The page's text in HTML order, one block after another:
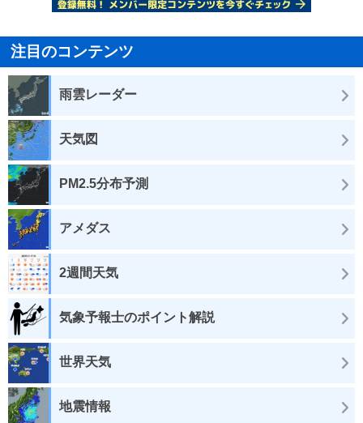
注目のコンテンツ
雨雲レーダー
天気図
PM2.5分布予測
アメダス
2週間天気
気象予報士のポイント解説
世界天気
地震情報